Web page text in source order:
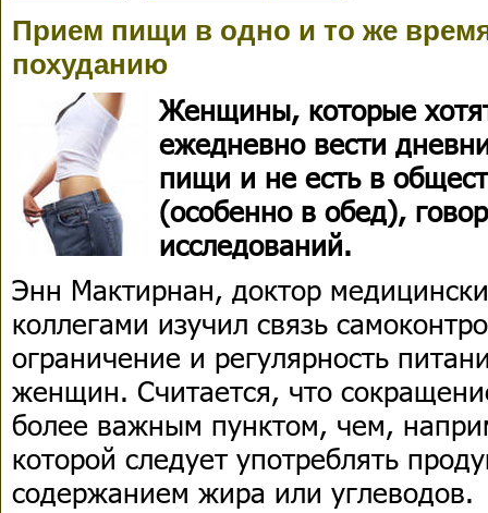
Прием пищи в одно и то же
похуданию
Женщины, которые
ежедневно вести
пищи и не есть в
(особенно в обед),
исследований.
Энн Мактирнан, доктор
коллегами изучил связь
ограничение и регулярность
женщин. Считается, что
более важным пунктом, чем,
которой следует употреблять
содержанием жира или углеводов.